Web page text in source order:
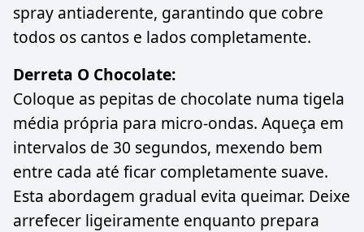
spray antiaderente, garantindo que cobre
todos os cantos e lados completamente.
Derreta O Chocolate:
Coloque as pepitas de chocolate numa tigela
média própria para micro-ondas. Aqueça em
intervalos de 30 segundos, mexendo bem
entre cada até ficar completamente suave.
Esta abordagem gradual evita queimar. Deixe
arrefecer ligeiramente enquanto prepara